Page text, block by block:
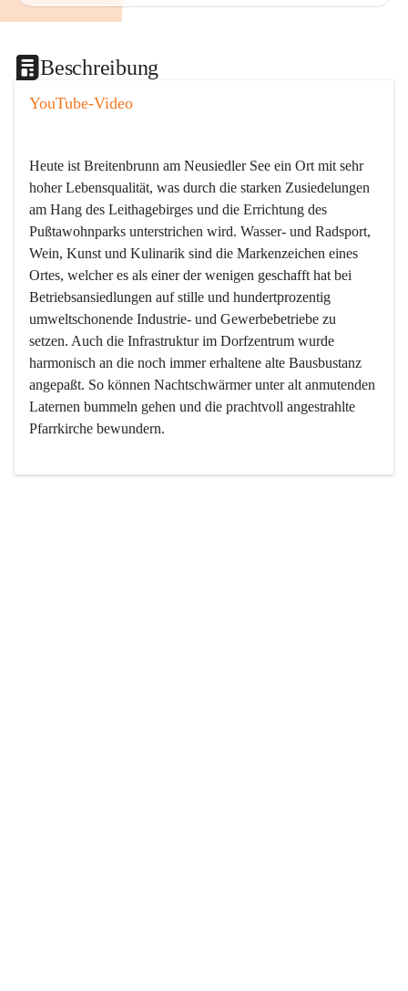
Beschreibung
YouTube-Video
Heute ist Breitenbrunn am Neusiedler See ein Ort mit sehr
hoher Lebensqualität, was durch die starken Zusiedelungen
am Hang des Leithagebirges und die Errichtung des
Pußtawohnparks unterstrichen wird. Wasser- und Radsport,
Wein, Kunst und Kulinarik sind die Markenzeichen eines
Ortes, welcher es als einer der wenigen geschafft hat bei
Betriebsansiedlungen auf stille und hundertprozentig
umweltschonende Industrie- und Gewerbebetriebe zu
setzen. Auch die Infrastruktur im Dorfzentrum wurde
harmonisch an die noch immer erhaltene alte Bausbustanz
angepaßt. So können Nachtschwärmer unter alt anmutenden
Laternen bummeln gehen und die prachtvoll angestrahlte
Pfarrkirche bewundern.
Der Weinbau dominert heute nicht mehr, ist aber integrativer